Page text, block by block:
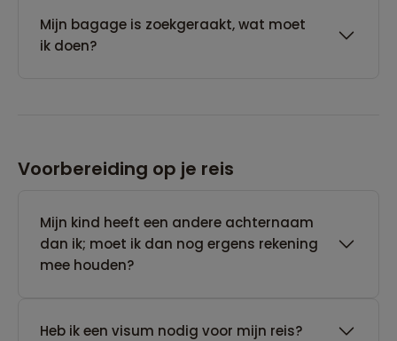
Mijn bagage is zoekgeraakt, wat moet
ik doen?
Voorbereiding op je reis
Mijn kind heeft een andere achternaam
dan ik; moet ik dan nog ergens rekening
mee houden?
Heb ik een visum nodig voor mijn reis?